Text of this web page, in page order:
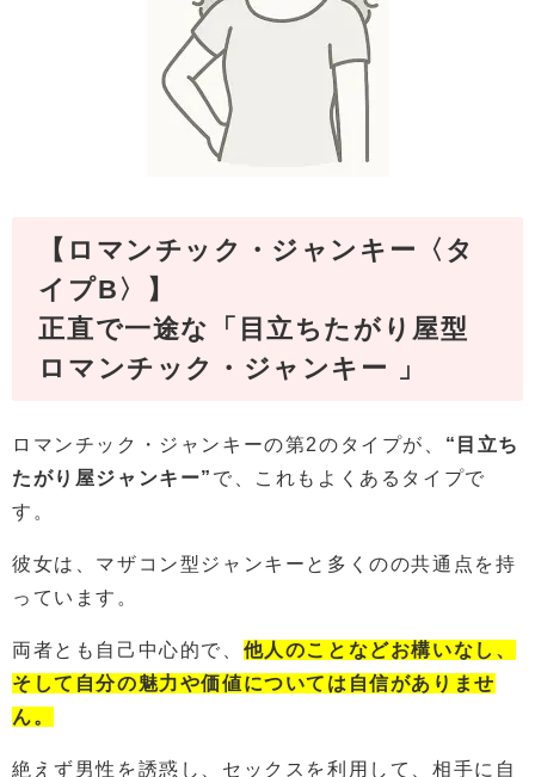
【ロマンチック・ジャンキー〈タ
イプB〉】
正直で一途な「目立ちたがり屋型
ロマンチック・ジャンキー 」
ロマンチック・ジャンキーの第2のタイプが、 “目立ち
たがり屋ジャンキー” で、これもよくあるタイプで
す。
彼女は、マザコン型ジャンキーと多くのの共通点を持
っています。
両者とも自己中心的で、 他人のことなどお構いなし、
そして自分の魅力や価値については自信がありませ
ん。
絶えず男性を誘惑し、セックスを利用して、相手に自